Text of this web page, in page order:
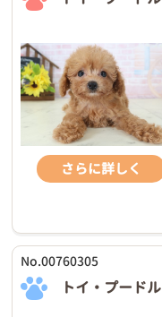
さらに詳しく
No.00760305
トイ・プードル